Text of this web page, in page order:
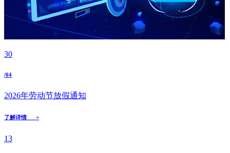
30
/04
2026年劳动节放假通知
了解详情 +
13